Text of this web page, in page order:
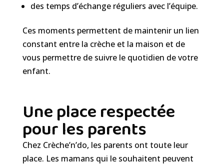
des temps d’échange réguliers avec l’équipe.
Ces moments permettent de maintenir un lien
constant entre la crèche et la maison et de
vous permettre de suivre le quotidien de votre
enfant.
Une place respectée
pour les parents
Chez Crèche’n’do, les parents ont toute leur
place. Les mamans qui le souhaitent peuvent